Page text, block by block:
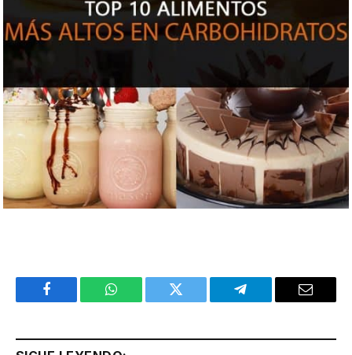
Facebook WhatsApp Twitter Telegram Email